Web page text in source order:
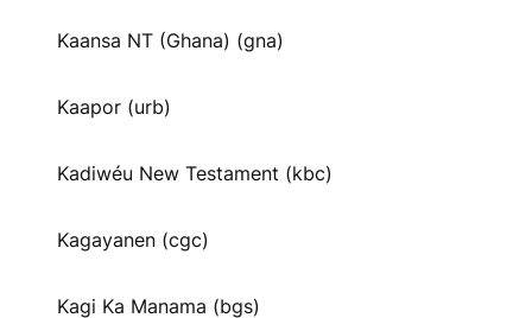
Kaansa NT (Ghana) (gna)
Kaapor (urb)
Kadiwéu New Testament (kbc)
Kagayanen (cgc)
Kagi Ka Manama (bgs)